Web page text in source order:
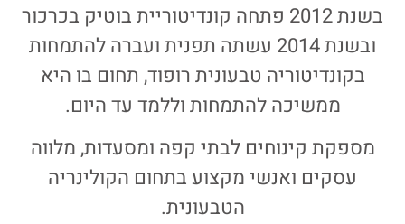
בשנת 2012 פתחה קונדיטוריית בוטיק בכרכור
ובשנת 2014 עשתה תפנית ועברה להתמחות
בקונדיטוריה טבעונית רופוד, תחום בו היא
ממשיכה להתמחות וללמד עד היום.
מספקת קינוחים לבתי קפה ומסעדות, מלווה
עסקים ואנשי מקצוע בתחום הקולינריה
הטבעונית.